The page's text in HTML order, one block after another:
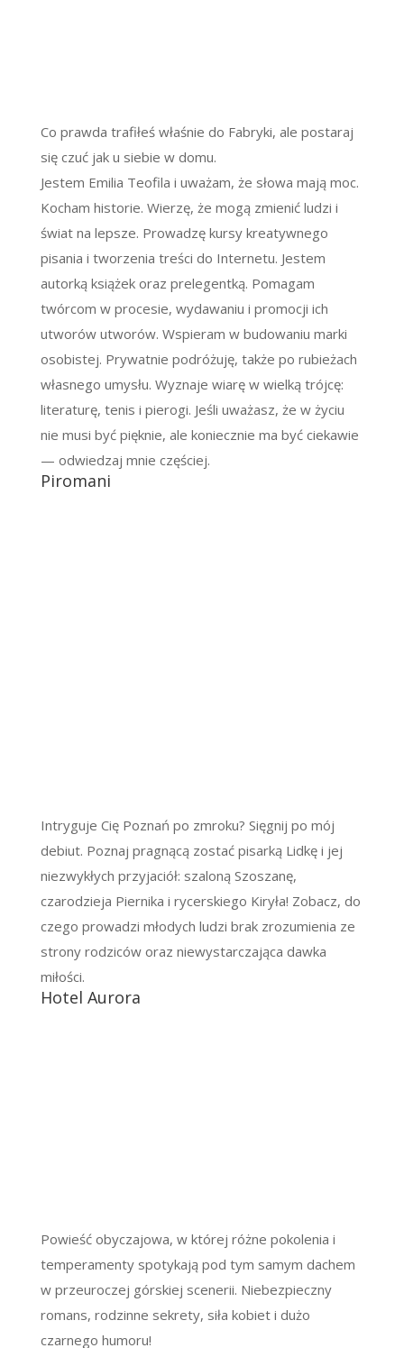
Co prawda trafiłeś właśnie do Fabryki, ale postaraj
się czuć jak u siebie w domu.
Jestem Emilia Teofila i uważam, że słowa mają moc.
Kocham historie. Wierzę, że mogą zmienić ludzi i
świat na lepsze. Prowadzę kursy kreatywnego
pisania i tworzenia treści do Internetu. Jestem
autorką książek oraz prelegentką. Pomagam
twórcom w procesie, wydawaniu i promocji ich
utworów utworów. Wspieram w budowaniu marki
osobistej. Prywatnie podróżuję, także po rubieżach
własnego umysłu. Wyznaje wiarę w wielką trójcę:
literaturę, tenis i pierogi. Jeśli uważasz, że w życiu
nie musi być pięknie, ale koniecznie ma być ciekawie
— odwiedzaj mnie częściej.
Piromani
Intryguje Cię Poznań po zmroku? Sięgnij po mój
debiut. Poznaj pragnącą zostać pisarką Lidkę i jej
niezwykłych przyjaciół: szaloną Szoszanę,
czarodzieja Piernika i rycerskiego Kiryła! Zobacz, do
czego prowadzi młodych ludzi brak zrozumienia ze
strony rodziców oraz niewystarczająca dawka
miłości.
Hotel Aurora
Powieść obyczajowa, w której różne pokolenia i
temperamenty spotykają pod tym samym dachem
w przeuroczej górskiej scenerii. Niebezpieczny
romans, rodzinne sekrety, siła kobiet i dużo
czarnego humoru!